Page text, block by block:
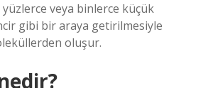
yüzlerce veya binlerce küçük
gibi bir araya getirilmesiyle
oluşur.